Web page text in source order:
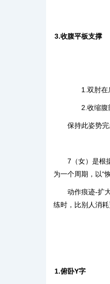
3.收腹平板支撑
1.双肘在
2.收缩腹部
保持此姿势
7（女）是根
为一个周期，以“
动作痕迹-扩
练时，比别人消
1.俯卧Y字